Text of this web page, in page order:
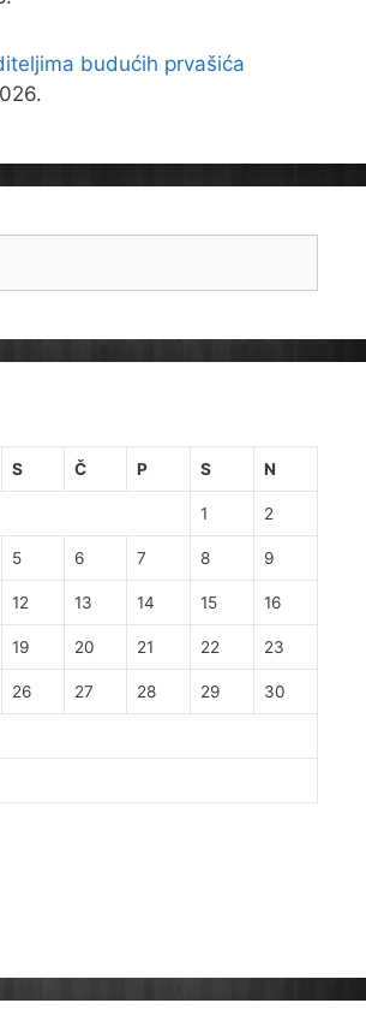
budućih prvašića
S Č P S N
1 2
5 6 7 8 9
12 13 14 15 16
19 20 21 22 23
26 27 28 29 30